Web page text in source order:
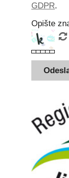
GDPR.
Opište